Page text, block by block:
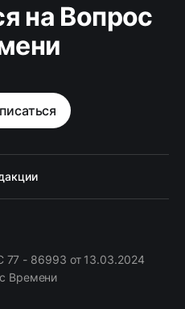
на Вопрос
- 86993 от 13.03.2024
Времени